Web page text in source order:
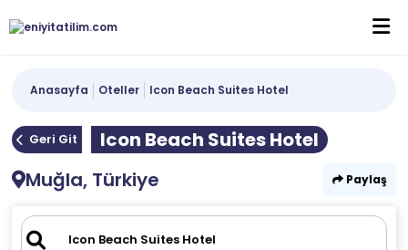
Anasayfa Oteller Icon Beach Suites Hotel
Geri Git
Icon Beach Suites Hotel
Muğla, Türkiye
Paylaş